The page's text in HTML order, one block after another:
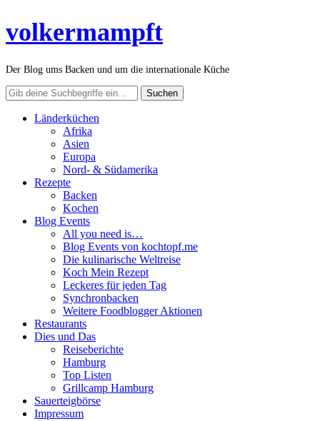
volkermampft
Der Blog ums Backen und um die internationale Küche
Länderküchen
Afrika
Asien
Europa
Nord- & Südamerika
Rezepte
Backen
Kochen
Blog Events
All you need is…
Blog Events von kochtopf.me
Die kulinarische Weltreise
Koch Mein Rezept
Leckeres für jeden Tag
Synchronbacken
Weitere Foodblogger Aktionen
Restaurants
Dies und Das
Reiseberichte
Hamburg
Top Listen
Grillcamp Hamburg
Sauerteigbörse
Impressum